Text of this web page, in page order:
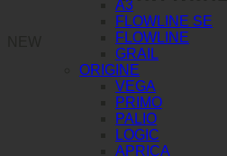
A3
FLOWLINE SE
FLOWLINE
GRAIL
ORIGINE
VEGA
PRIMO
PALIO
LOGIC
APRICA